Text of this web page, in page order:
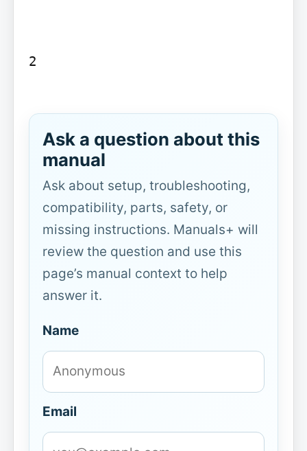
2
Ask a question about this
manual
Ask about setup, troubleshooting,
compatibility, parts, safety, or
missing instructions. Manuals+ will
review the question and use this
page’s manual context to help
answer it.
Name
Email